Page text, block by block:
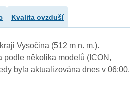
Kvalita ovzduší
Vysočina (512 m n. m.).
podle několika modelů (ICON,
byla aktualizována dnes v 06:00.